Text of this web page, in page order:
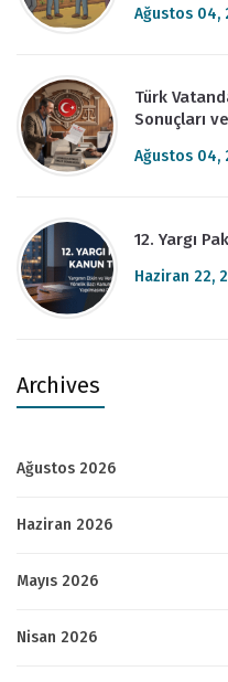
Ağustos 04,
Türk
Sonuçları
Ağustos 04,
12. Yargı
Haziran 22,
Archives
Ağustos 2026
Haziran 2026
Mayıs 2026
Nisan 2026